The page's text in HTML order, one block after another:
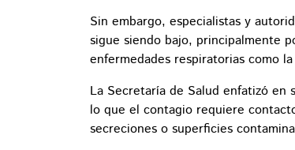
Sin embargo, especialistas y
sigue siendo bajo, principalmente
enfermedades respiratorias como
La Secretaría de Salud enfatizó en
lo que el contagio requiere
secreciones o superficies